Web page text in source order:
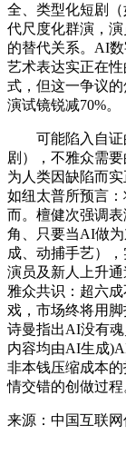
全、类型化短剧
代尺度化群演，
的替代关系。AI
艺术表达实正在
式，但这一争议
演试镜锐减70%。
可能陷入自证
剧），不雅众需
为人类因缺陷而
如纽太普所预言
而。檀健次强调
角、只要当AI做
成、动捕手艺）
演员及新人上升
雅众共识：超六
戏，市场终将用
诗曼指出AI没有
内容均由AI生成
非本钱压缩成本
情交错的创做过程
来源：中国互联